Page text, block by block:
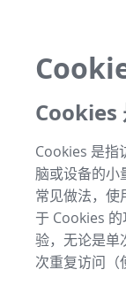
Cookies
Cookies 是指
脑或设备的小
常见做法，使
于 Cookies
验，无论是单
次重复访问（